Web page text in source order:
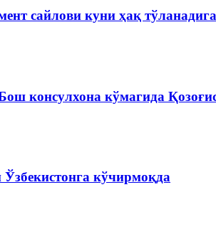
сайлови куни ҳақ
консулхона кўмагида
кўчирмоқда